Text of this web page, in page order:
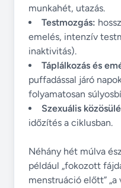
munkahét, utazás.
Testmozgás:
emelés, intenzív
inaktivitás).
Táplálkozás és
puffadással járó
folyamatosan
Szexuális
időzítés a ciklusban.
Néhány hét múlva
például „fokozott
menstruáció előtt” „a